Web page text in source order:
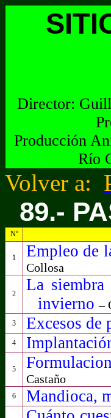
Director: G
Producción
Río
Volver a:
89.-
Nº
1 Empleo de
Collosa
2 La siembra
invierno –
3 Excesos de
4
5
Castaño
6 Mandioca,